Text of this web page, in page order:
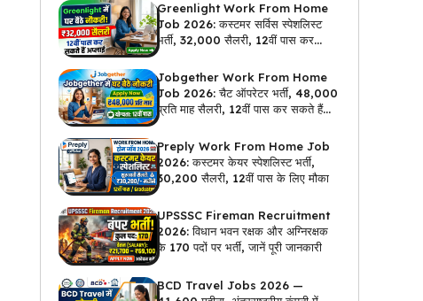
Greenlight Work From Home
Job 2026: कस्टमर सर्विस स्पेशलिस्ट
भर्ती, ₹32,000 सैलरी, 12वीं पास कर
सकते हैं अप्लाई
Jobgether Work From Home
Job 2026: चैट ऑपरेटर भर्ती, ₹48,000
प्रति माह सैलरी, 12वीं पास कर सकते हैं
अप्लाई
Preply Work From Home Job
2026: कस्टमर केयर स्पेशलिस्ट भर्ती,
₹30,200 सैलरी, 12वीं पास के लिए मौका
UPSSSC Fireman Recruitment
2026: विधान भवन रक्षक और अग्निरक्षक
के 170 पदों पर भर्ती, जानें पूरी जानकारी
BCD Travel Jobs 2026 —